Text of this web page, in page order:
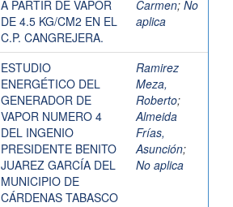
A PARTIR DE VAPOR
DE 4.5 KG/CM2 EN EL
C.P. CANGREJERA.
Carmen; No
aplica
ESTUDIO
ENERGÉTICO DEL
GENERADOR DE
VAPOR NUMERO 4
DEL INGENIO
PRESIDENTE BENITO
JUAREZ GARCÍA DEL
MUNICIPIO DE
CÁRDENAS TABASCO
Ramirez
Meza,
Roberto;
Almeida
Frías,
Asunción;
No aplica